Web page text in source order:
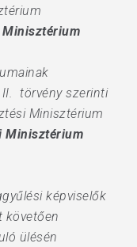
Minisztérium
törvény szerinti
Minisztérium
Minisztérium
képviselők
követően
ülésén